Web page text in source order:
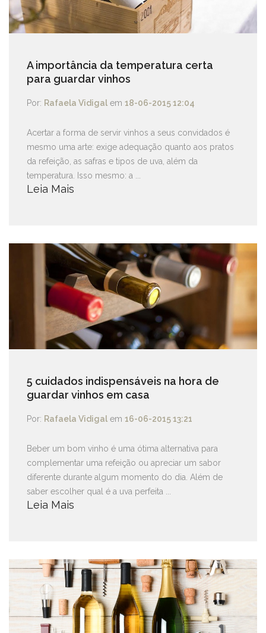
A importância da temperatura certa
para guardar vinhos
Por: Rafaela Vidigal em 18-06-2015 12:04
Acertar a forma de servir vinhos a seus convidados é
mesmo uma arte: exige adequação quanto aos pratos
da refeição, as safras e tipos de uva, além da
temperatura. Isso mesmo: a ...
Leia Mais
5 cuidados indispensáveis na hora de
guardar vinhos em casa
Por: Rafaela Vidigal em 16-06-2015 13:21
Beber um bom vinho é uma ótima alternativa para
complementar uma refeição ou apreciar um sabor
diferente durante algum momento do dia. Além de
saber escolher qual é a uva perfeita ...
Leia Mais